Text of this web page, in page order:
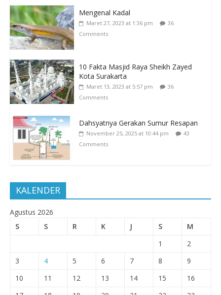
Mengenal Kadal
Maret 27, 2023 at 1:36 pm
36
Comments
10 Fakta Masjid Raya Sheikh Zayed
Kota Surakarta
Maret 13, 2023 at 5:57 pm
36
Comments
Dahsyatnya Gerakan Sumur Resapan
November 25, 2025 at 10:44 pm
43
Comments
KALENDER
Agustus 2026
S
S R K J S
M
1
2
3
4 5 6 7 8
9
10
11 12 13 14 15
16